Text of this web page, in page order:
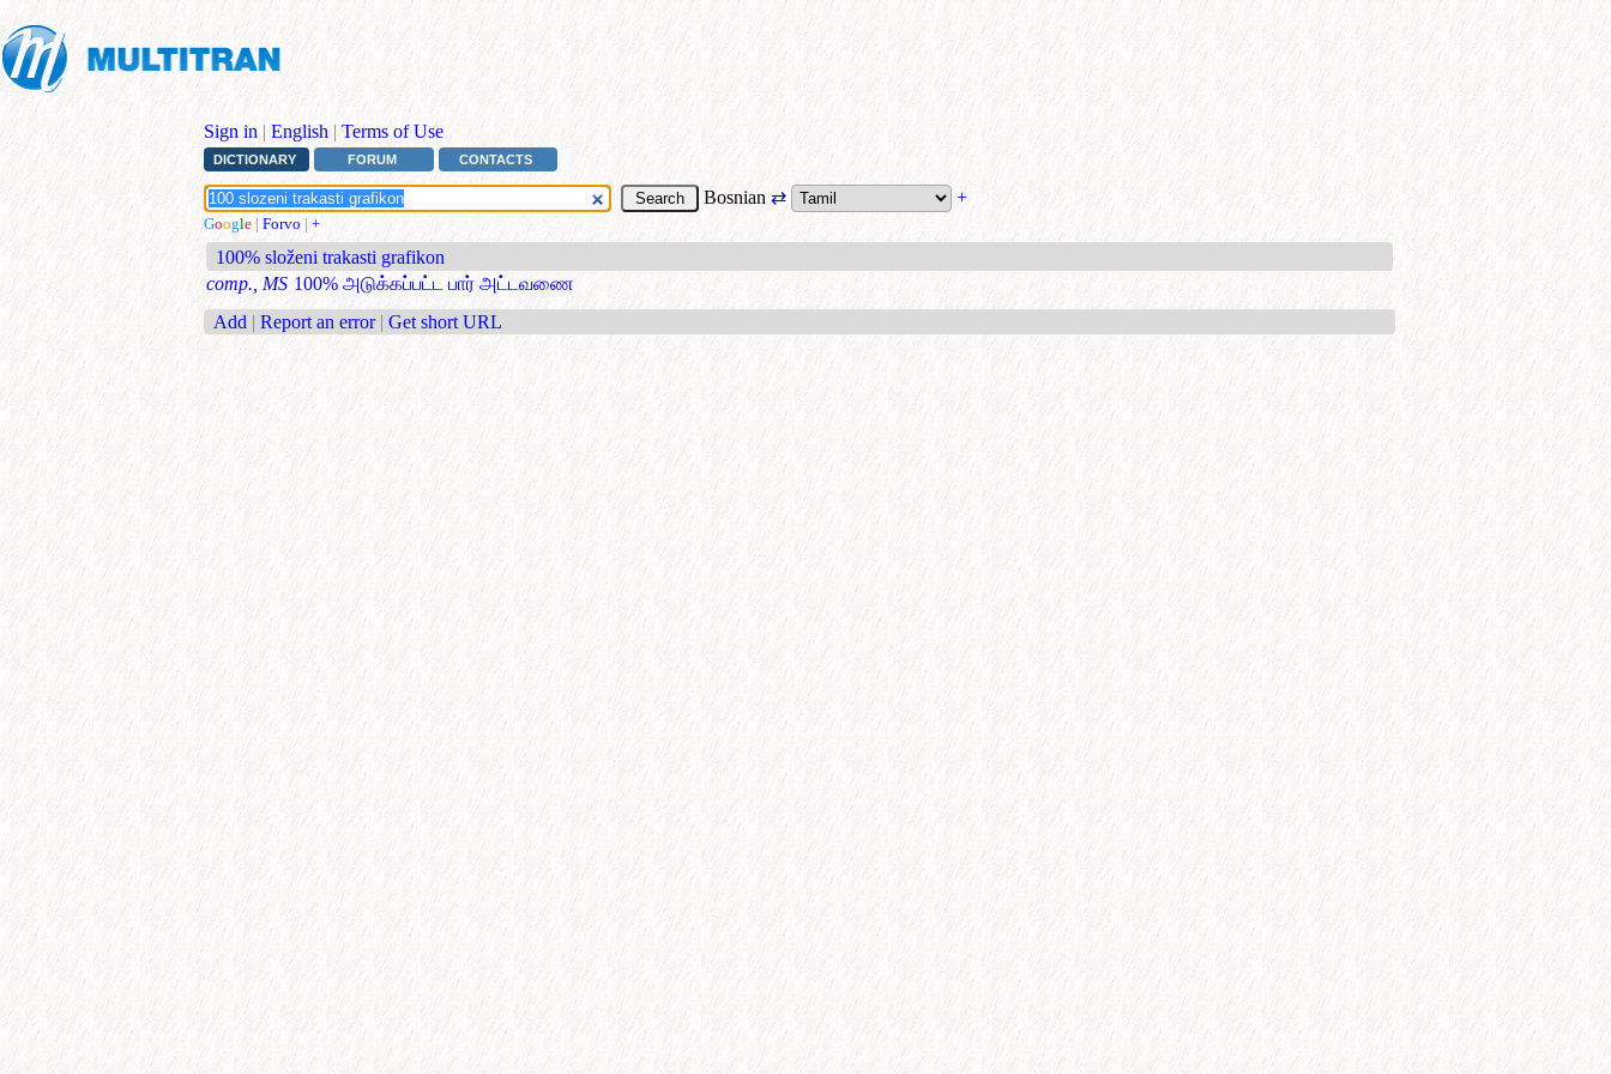
Sign in | English | Terms of Use
DICTIONARY FORUM CONTACTS
Bosnian ⇄ +
Google | Forvo | +
100% složeni trakasti grafikon
comp., MS 100% அடுக்கப்பட்ட பார் அட்டவணை
Add | Report an error | Get short URL